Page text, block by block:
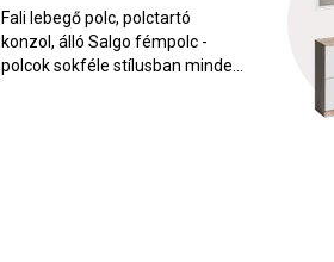
Fali lebegő polc, polctartó
konzol, álló Salgo fémpolc -
polcok sokféle stílusban minden